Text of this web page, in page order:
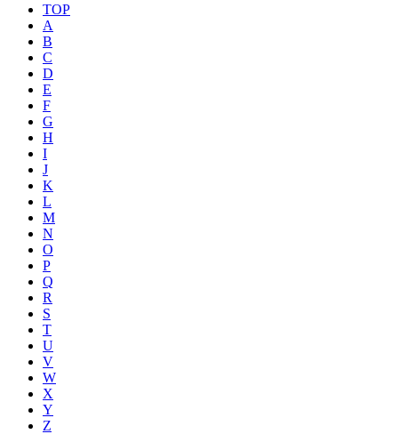
TOP
A
B
C
D
E
F
G
H
I
J
K
L
M
N
O
P
Q
R
S
T
U
V
W
X
Y
Z